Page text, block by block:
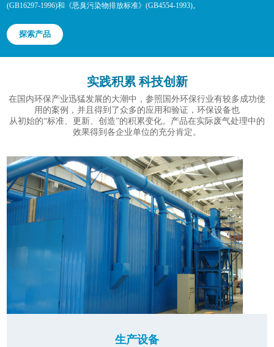
(GB16297-1996)和《恶臭污染物排放标准》(GB4554-1993)。
探索产品
实践积累 科技创新
在国内环保产业迅猛发展的大潮中，参照国外环保行业有较多成功使
用的案例，并且得到了众多的应用和验证，环保设备也
从初始的“标准、更新、创造”的积累变化。产品在实际废气处理中的
效果得到各企业单位的充分肯定。
生产设备